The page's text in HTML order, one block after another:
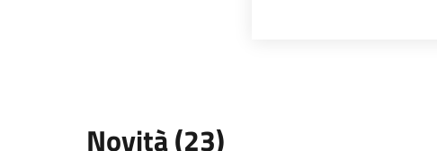
Novità (23)